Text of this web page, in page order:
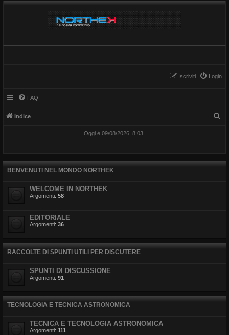
Login
Iscriviti
FAQ
Indice
Oggi è 09/08/2026, 8:03
BENVENUTI NEL MONDO NORTHEK
WELCOME IN NORTHEK
Argomenti: 58
EDITORIALE
Argomenti: 36
RACCOLTE DI SPUNTI UTILI PER DISCUTERE
SPUNTI DI DISCUSSIONE
Argomenti: 91
TECNOLOGIA E TECNICA ASTRONOMICA
TECNICA E TECNOLOGIA ASTRONOMICA
Argomenti: 111